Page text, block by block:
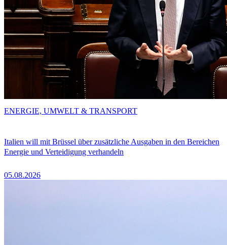
Italien will mit Brüssel über zusätzliche Ausgaben in den Bereichen
Energie und Verteidigung verhandeln
05.08.2026
ENERGIE, UMWELT & TRANSPORT